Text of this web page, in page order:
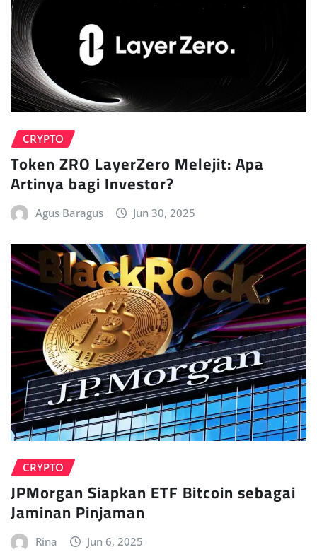
CRYPTO
Token ZRO LayerZero Melejit: Apa
Artinya bagi Investor?
Agus Baragus Jun 30, 2025
CRYPTO
JPMorgan Siapkan ETF Bitcoin sebagai
Jaminan Pinjaman
Rina Jun 6, 2025